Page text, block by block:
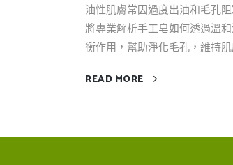
油性肌膚常因過度出油和毛孔
將專業解析手工皂如何透過溫
衡作用，幫助淨化毛孔，維持
READ MORE